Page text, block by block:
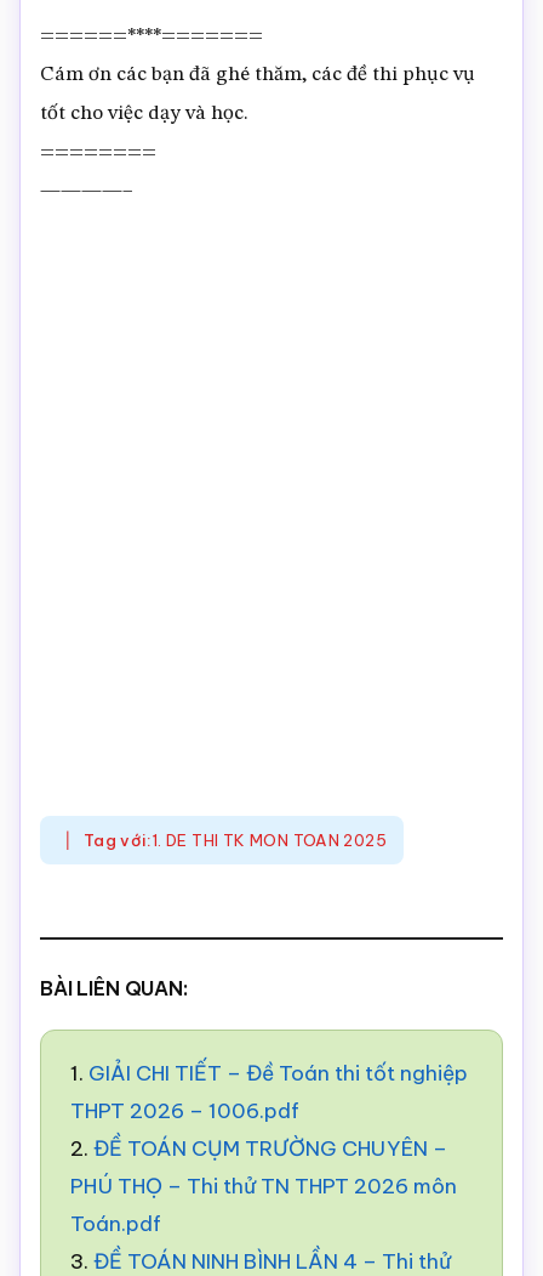
======****=======
Cám ơn các bạn đã ghé thăm, các đề thi phục vụ
tốt cho việc dạy và học.
========
————–
Tag với:1. DE THI TK MON TOAN 2025
BÀI LIÊN QUAN:
1. GIẢI CHI TIẾT – Đề Toán thi tốt nghiệp
THPT 2026 – 1006.pdf
2. ĐỀ TOÁN CỤM TRƯỜNG CHUYÊN –
PHÚ THỌ – Thi thử TN THPT 2026 môn
Toán.pdf
3. ĐỀ TOÁN NINH BÌNH LẦN 4 – Thi thử